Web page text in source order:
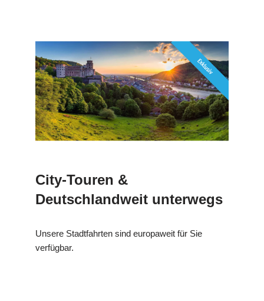
City-Touren &
Deutschlandweit unterwegs
Unsere Stadtfahrten sind europaweit für Sie
verfügbar.